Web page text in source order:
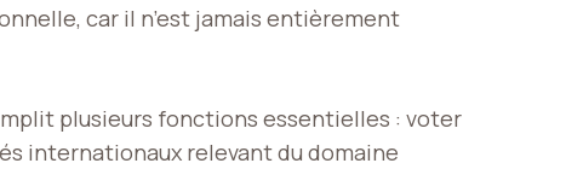
car il n’est jamais entièrement
plusieurs fonctions essentielles : voter
internationaux relevant du domaine